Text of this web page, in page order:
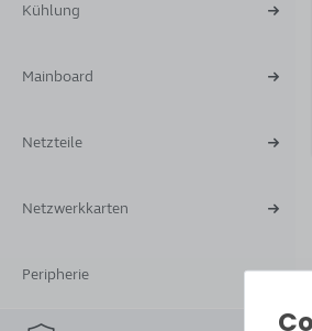
Kühlung
Mainboard
Netzteile
Netzwerkkarten
Peripherie